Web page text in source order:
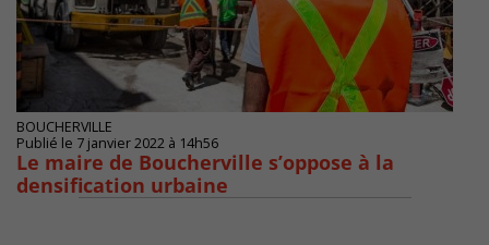
BOUCHERVILLE
Publié le 7 janvier 2022 à 14h56
Le maire de Boucherville s’oppose à la
densification urbaine